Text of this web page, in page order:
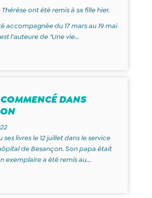
Thérèse ont été remis à sa fille hier.
accompagnée du 17 mars au 19 mai
l'auteure de "Une vie...
DANS
ses livres le 12 juillet dans le service
de Besançon. Son papa était
exemplaire a été remis au...